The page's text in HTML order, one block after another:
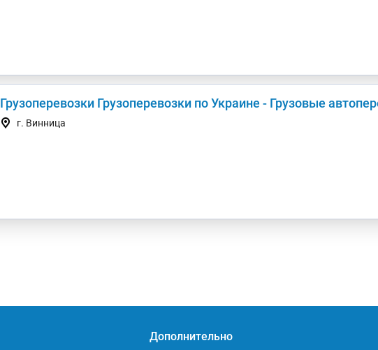
Грузоперевозки Грузоперевозки по Украине - Грузовые
г. Винница
Дополнительно